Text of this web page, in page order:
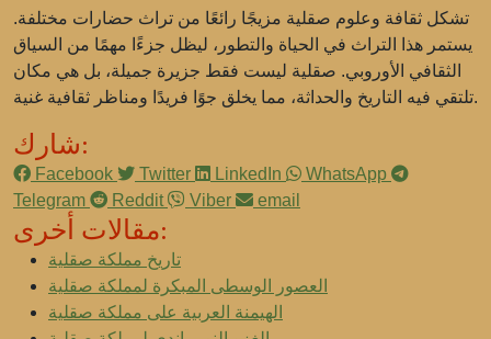
تشكل ثقافة وعلوم صقلية مزيجًا رائعًا من تراث حضارات مختلفة.
يستمر هذا التراث في الحياة والتطور، ليظل جزءًا مهمًا من السياق
الثقافي الأوروبي. صقلية ليست فقط جزيرة جميلة، بل هي مكان
تلتقي فيه التاريخ والحداثة، مما يخلق جوًا فريدًا ومناظر ثقافية غنية.
شارك:
Facebook Twitter LinkedIn
WhatsApp
Telegram
Reddit Viber email
مقالات أخرى:
تاريخ مملكة صقلية
العصور الوسطى المبكرة لمملكة صقلية
الهيمنة العربية على مملكة صقلية